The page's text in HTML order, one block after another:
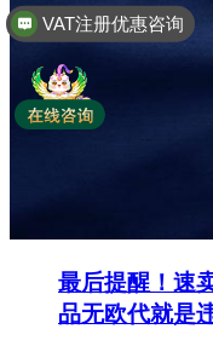
最后提醒！速
品无欧代就是
全球商标专利注册